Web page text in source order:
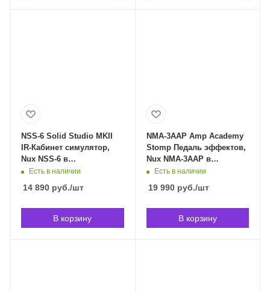
NSS-6 Solid Studio MKII
IR-Кабинет симулятор,
Nux NSS-6 в
Владивостоке
Есть в наличии
14 890 руб./шт
В корзину
NMA-3AAP Amp Academy
Stomp Педаль эффектов,
Nux NMA-3AAP в
Владивостоке
Есть в наличии
19 990руб./шт
В корзину